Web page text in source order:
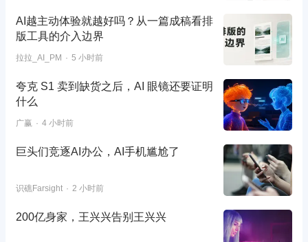
AI越主动体验就越好吗？从一篇成稿看排
版工具的介入边界
拉拉_AI_PM 5 小时前
夸克 S1 卖到缺货之后，AI 眼镜还要证明
什么
广赢 4 小时前
巨头们竞逐AI办公，AI手机尴尬了
识礁Farsight 2 小时前
200亿身家，王兴兴告别王兴兴